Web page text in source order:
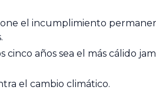
el incumplimiento
años sea el más cálido
el cambio climático.